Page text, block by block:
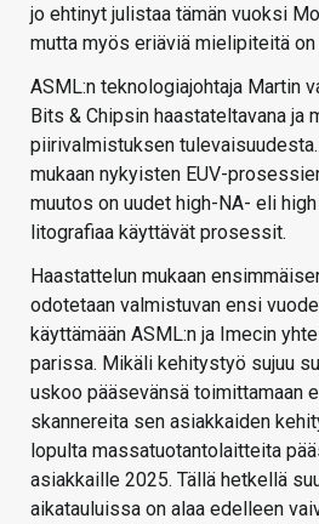
jo ehtinyt julistaa tämän vuoksi
mutta myös eriäviä mielipiteitä
ASML:n teknologiajohtaja Martin
Bits & Chipsin haastateltavana ja
piirivalmistuksen
mukaan nykyisten EUV-
muutos on uudet high-NA- eli
litografiaa käyttävät prosessit.
Haastattelun mukaan
odotetaan valmistuvan ensi
käyttämään ASML:n ja Imecin
parissa. Mikäli kehitystyö sujuu
uskoo pääsevänsä toimittamaan
skannereita sen asiakkaiden
lopulta massatuotantolaitteita
asiakkaille 2025. Tällä hetkellä
aikatauluissa on alaa edelleen